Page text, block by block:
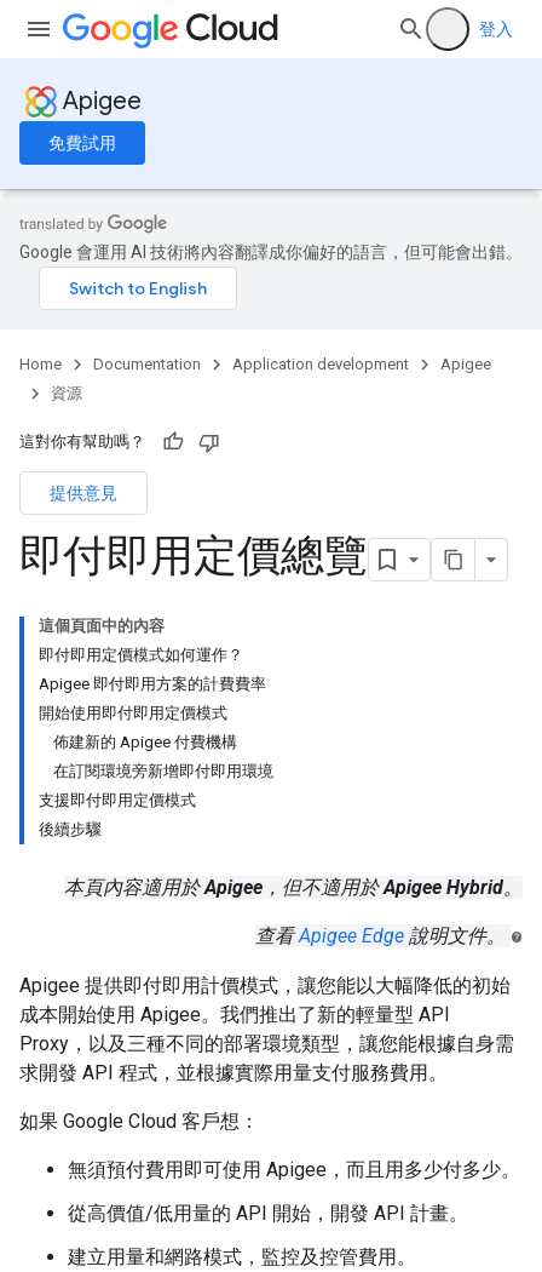
登入
Apigee
免費試用
Google 會運用 AI 技術將內容翻譯成你偏好的語言，但可能會出錯。
Home Documentation Application development
Apigee
資源
這對你有幫助嗎？
提供意見
即付即用定價總覽
這個頁面中的內容
即付即用定價模式如何運作？
Apigee 即付即用方案的計費費率
開始使用即付即用定價模式
佈建新的 Apigee 付費機構
在訂閱環境旁新增即付即用環境
支援即付即用定價模式
後續步驟
本頁內容適用於Apigee ，但不適用於Apigee Hybrid。
查看Apigee Edge說明文件。
Apigee 提供即付即用計價模式，讓您能以大幅降低的初始
成本開始使用 Apigee。我們推出了新的輕量型 API
Proxy，以及三種不同的部署環境類型，讓您能根據自身需
求開發 API 程式，並根據實際用量支付服務費用。
如果 Google Cloud 客戶想：
無須預付費用即可使用 Apigee，而且用多少付多少。
從高價值/低用量的 API 開始，開發 API 計畫。
建立用量和網路模式，監控及控管費用。